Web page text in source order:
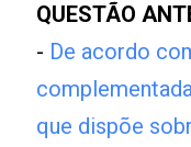
QUESTÃO
- De acordo
que dispõe